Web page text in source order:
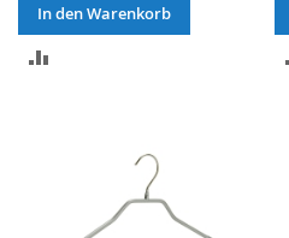
In den Warenkorb